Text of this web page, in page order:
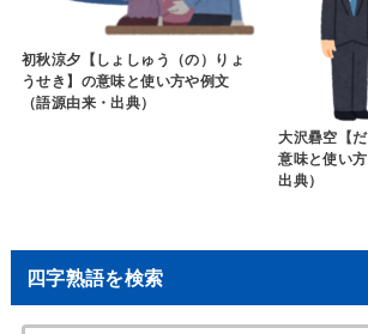
初秋涼夕【しょしゅう（の）りょ
うせき】の意味と使い方や例文
（語源由来・出典）
大沢礨空【
意味と使い
出典）
四字熟語を検索